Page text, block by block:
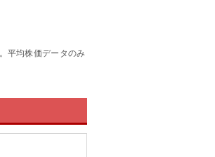
平均株価データのみ